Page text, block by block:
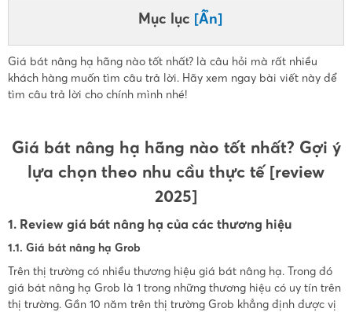
Mục lục [Ẩn]
Giá bát nâng hạ hãng nào tốt nhất? là câu hỏi mà rất nhiều
khách hàng muốn tìm câu trả lời. Hãy xem ngay bài viết này để
tìm câu trả lời cho chính mình nhé!
Giá bát nâng hạ hãng nào tốt nhất? Gợi ý
lựa chọn theo nhu cầu thực tế [review
2025]
1. Review giá bát nâng hạ của các thương hiệu
1.1. Giá bát nâng hạ Grob
Trên thị trường có nhiều thương hiệu giá bát nâng hạ. Trong đó
giá bát nâng hạ Grob là 1 trong những thương hiệu có uy tín trên
thị trường. Gần 10 năm trên thị trường Grob khẳng định được vị